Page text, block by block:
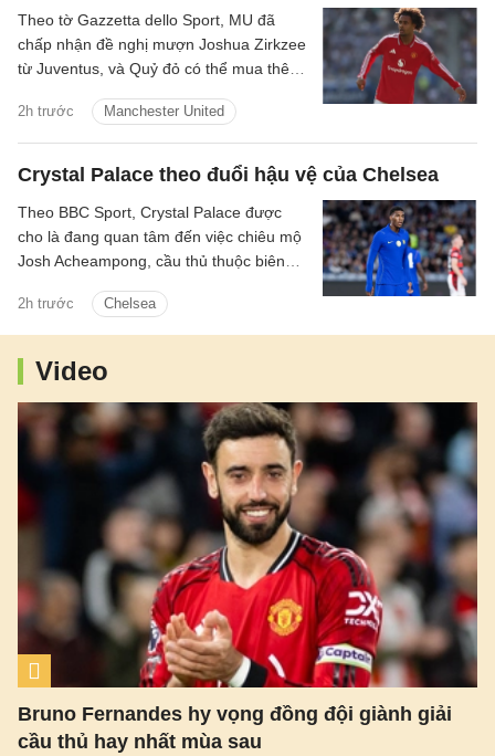
2h trước Manchester United
Theo tờ Gazzetta dello Sport, MU đã
chấp nhận đề nghị mượn Joshua Zirkzee
từ Juventus, và Quỷ đỏ có thể mua thêm
2026.
Crystal Palace theo đuổi hậu vệ của Chelsea
2h trước Chelsea
Theo BBC Sport, Crystal Palace được
cho là đang quan tâm đến việc chiêu mộ
Josh Acheampong, cầu thủ thuộc biên
Video
Bruno Fernandes hy vọng đồng đội giành giải
cầu thủ hay nhất mùa sau